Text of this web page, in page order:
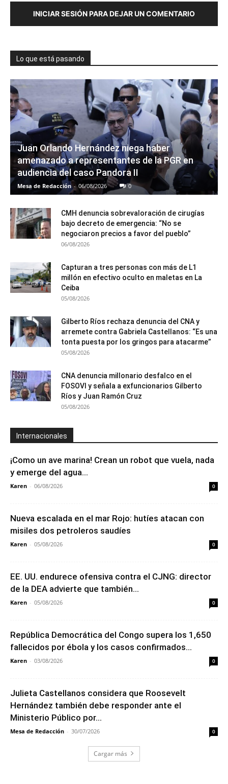
INICIAR SESIÓN PARA DEJAR UN COMENTARIO
Lo que está pasando
Juan Orlando Hernández niega haber
amenazado a representantes de la PGR en
audiencia del caso Pandora II
Mesa de Redacción - 06/08/2026 0
CMH denuncia sobrevaloración de cirugías
bajo decreto de emergencia: “No se
negociaron precios a favor del pueblo”
06/08/2026
Capturan a tres personas con más de L1
millón en efectivo oculto en maletas en La
Ceiba
05/08/2026
Gilberto Ríos rechaza denuncia del CNA y
arremete contra Gabriela Castellanos: “Es una
tonta puesta por los gringos para atacarme”
05/08/2026
CNA denuncia millonario desfalco en el
FOSOVI y señala a exfuncionarios Gilberto
Ríos y Juan Ramón Cruz
05/08/2026
Internacionales
¡Como un ave marina! Crean un robot que vuela, nada
y emerge del agua...
Karen - 06/08/2026 0
Nueva escalada en el mar Rojo: hutíes atacan con
misiles dos petroleros saudíes
Karen - 05/08/2026 0
EE. UU. endurece ofensiva contra el CJNG: director
de la DEA advierte que también...
Karen - 05/08/2026 0
República Democrática del Congo supera los 1,650
fallecidos por ébola y los casos confirmados...
Karen - 03/08/2026 0
Julieta Castellanos considera que Roosevelt
Hernández también debe responder ante el
Ministerio Público por...
Mesa de Redacción - 30/07/2026 0
Cargar más